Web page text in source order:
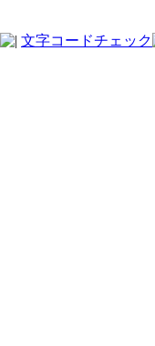
文字コードチェック